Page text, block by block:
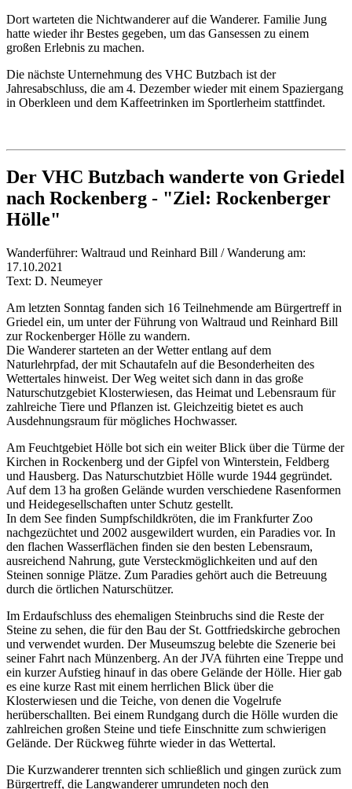
Dort warteten die Nichtwanderer auf die Wanderer. Familie Jung
hatte wieder ihr Bestes gegeben, um das Gansessen zu einem
großen Erlebnis zu machen.
Die nächste Unternehmung des VHC Butzbach ist der
Jahresabschluss, die am 4. Dezember wieder mit einem Spaziergang
in Oberkleen und dem Kaffeetrinken im Sportlerheim stattfindet.
Der VHC Butzbach wanderte von Griedel
nach Rockenberg - "Ziel: Rockenberger
Hölle"
Wanderführer: Waltraud und Reinhard Bill / Wanderung am:
17.10.2021
Text: D. Neumeyer
Am letzten Sonntag fanden sich 16 Teilnehmende am Bürgertreff in
Griedel ein, um unter der Führung von Waltraud und Reinhard Bill
zur Rockenberger Hölle zu wandern.
Die Wanderer starteten an der Wetter entlang auf dem
Naturlehrpfad, der mit Schautafeln auf die Besonderheiten des
Wettertales hinweist. Der Weg weitet sich dann in das große
Naturschutzgebiet Klosterwiesen, das Heimat und Lebensraum für
zahlreiche Tiere und Pflanzen ist. Gleichzeitig bietet es auch
Ausdehnungsraum für mögliches Hochwasser.
Am Feuchtgebiet Hölle bot sich ein weiter Blick über die Türme der
Kirchen in Rockenberg und der Gipfel von Winterstein, Feldberg
und Hausberg. Das Naturschutzbiet Hölle wurde 1944 gegründet.
Auf dem 13 ha großen Gelände wurden verschiedene Rasenformen
und Heidegesellschaften unter Schutz gestellt.
In dem See finden Sumpfschildkröten, die im Frankfurter Zoo
nachgezüchtet und 2002 ausgewildert wurden, ein Paradies vor. In
den flachen Wasserflächen finden sie den besten Lebensraum,
ausreichend Nahrung, gute Versteckmöglichkeiten und auf den
Steinen sonnige Plätze. Zum Paradies gehört auch die Betreuung
durch die örtlichen Naturschützer.
Im Erdaufschluss des ehemaligen Steinbruchs sind die Reste der
Steine zu sehen, die für den Bau der St. Gottfriedskirche gebrochen
und verwendet wurden. Der Museumszug belebte die Szenerie bei
seiner Fahrt nach Münzenberg. An der JVA führten eine Treppe und
ein kurzer Aufstieg hinauf in das obere Gelände der Hölle. Hier gab
es eine kurze Rast mit einem herrlichen Blick über die
Klosterwiesen und die Teiche, von denen die Vogelrufe
herüberschallten. Bei einem Rundgang durch die Hölle wurden die
zahlreichen großen Steine und tiefe Einschnitte zum schwierigen
Gelände. Der Rückweg führte wieder in das Wettertal.
Die Kurzwanderer trennten sich schließlich und gingen zurück zum
Bürgertreff, die Langwanderer umrundeten noch den